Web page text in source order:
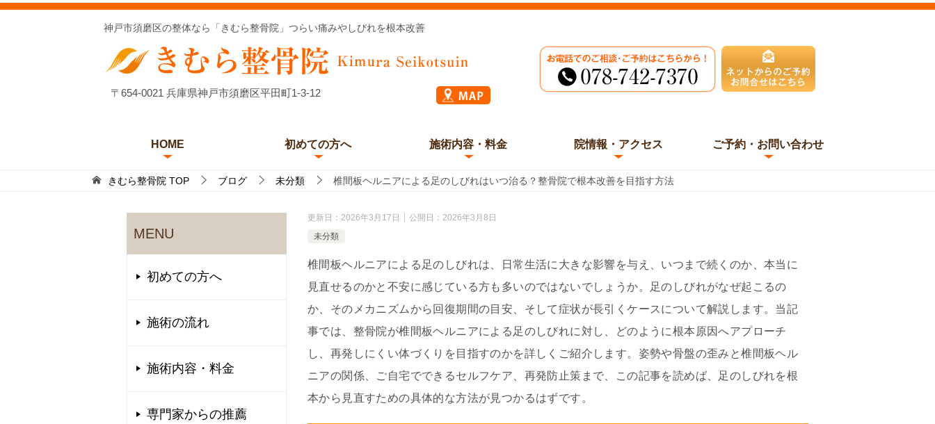
神戸市須磨区の整体なら「きむら整骨院」つらい痛みやしびれを根本改善
〒654-0021 兵庫県神戸市須磨区平田町1-3-12
HOME 初めての方へ 施術内容・料金 院情報・アクセス ご予約・お問い合わせ
きむら整骨院 TOP ブログ 未分類 椎間板ヘルニアによる足のしびれはいつ治る？整骨院で根本改善を目指す方法
更新日： 2026年3月17日 公開日： 2026年3月8日
未分類
椎間板ヘルニアによる足のしびれは、日常生活に大きな影響を与え、いつまで続くのか、本当に
見直せるのかと不安に感じている方も多いのではないでしょうか。足のしびれがなぜ起こるの
か、そのメカニズムから回復期間の目安、そして症状が長引くケースについて解説します。当記
事では、整骨院が椎間板ヘルニアによる足のしびれに対し、どのように根本原因へアプローチ
し、再発しにくい体づくりを目指すのかを詳しくご紹介します。姿勢や骨盤の歪みと椎間板ヘル
ニアの関係、ご自宅でできるセルフケア、再発防止策まで、この記事を読めば、足のしびれを根
本から見直すための具体的な方法が見つかるはずです。
MENU
初めての方へ
施術の流れ
施術内容・料金
専門家からの推薦